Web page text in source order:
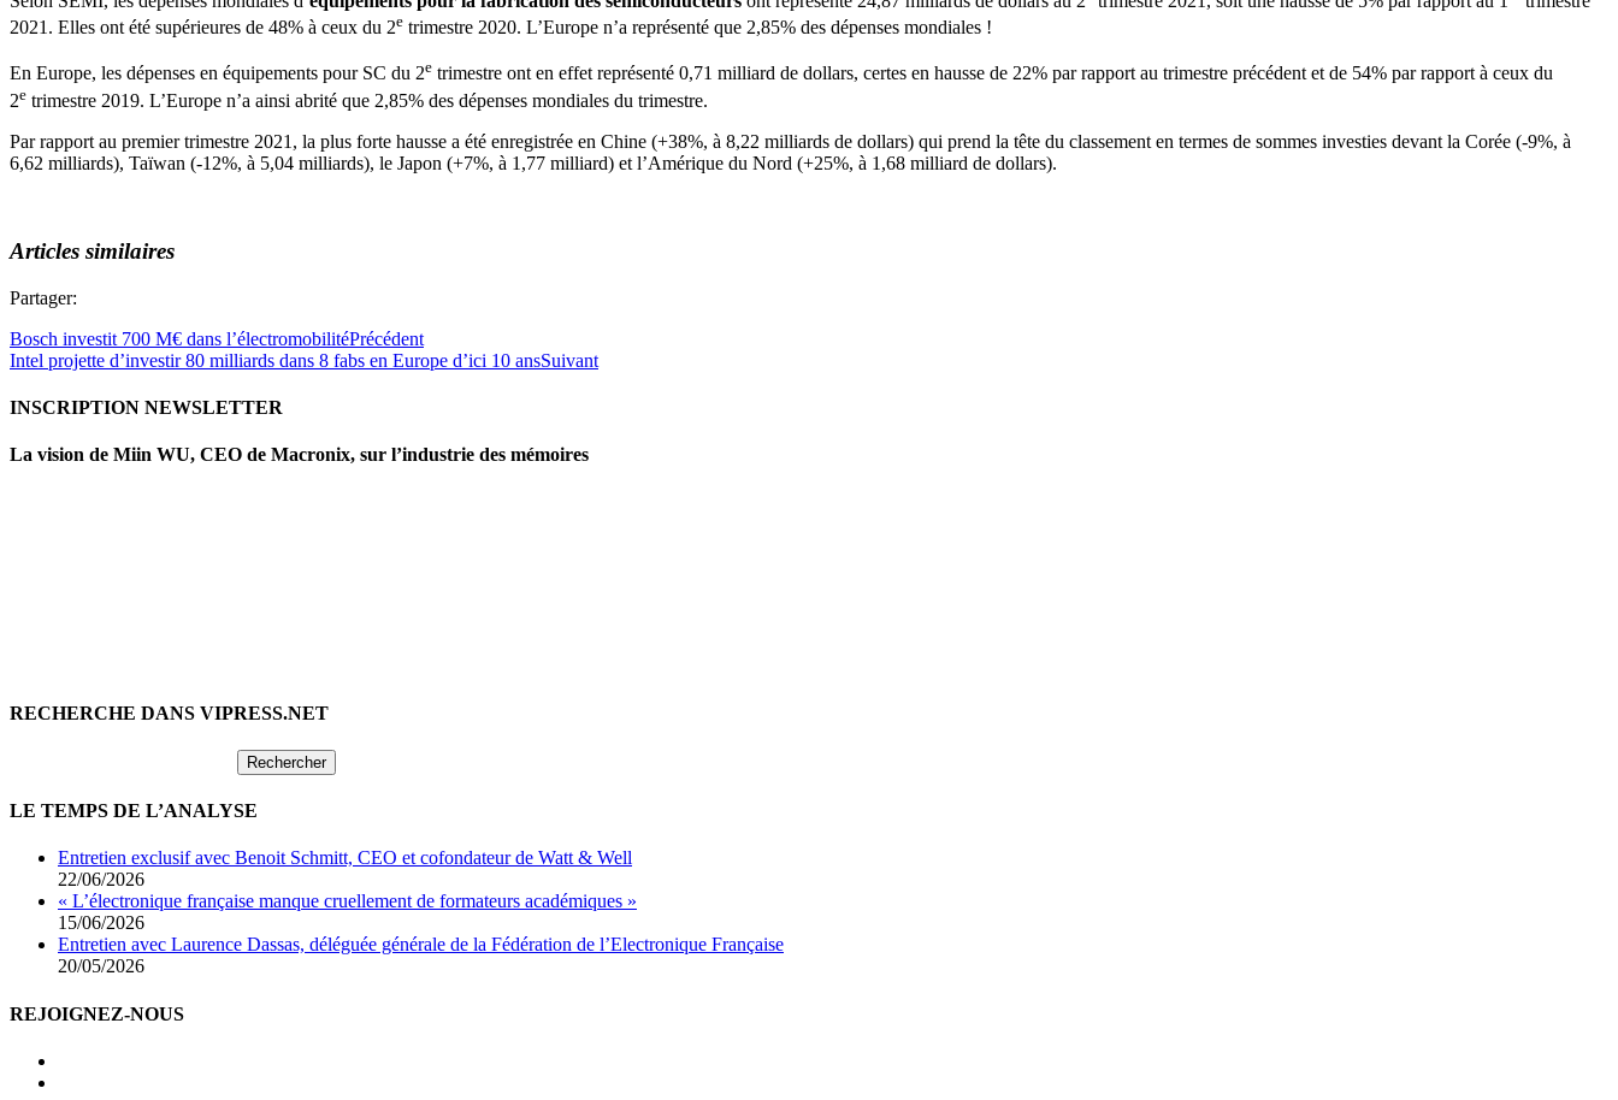
2021. Elles ont été supérieures de 48% à ceux du 2e trimestre 2020. L’Europe n’a représenté que 2,85% des dépenses mondiales !
En Europe, les dépenses en équipements pour SC du 2e trimestre ont en effet représenté 0,71 milliard de dollars, certes en hausse de 22% par rapport au trimestre précédent et de 54% par rapport à ceux du
2e trimestre 2019. L’Europe n’a ainsi abrité que 2,85% des dépenses mondiales du trimestre.
Par rapport au premier trimestre 2021, la plus forte hausse a été enregistrée en Chine (+38%, à 8,22 milliards de dollars) qui prend la tête du classement en termes de sommes investies devant la Corée (-9%, à
6,62 milliards), Taïwan (-12%, à 5,04 milliards), le Japon (+7%, à 1,77 milliard) et l’Amérique du Nord (+25%, à 1,68 milliard de dollars).
Articles similaires
Partager:
Bosch investit 700 M€ dans l’électromobilitéPrécédent
Intel projette d’investir 80 milliards dans 8 fabs en Europe d’ici 10 ansSuivant
INSCRIPTION NEWSLETTER
La vision de Miin WU, CEO de Macronix, sur l’industrie des mémoires
RECHERCHE DANS VIPRESS.NET
LE TEMPS DE L’ANALYSE
Entretien exclusif avec Benoit Schmitt, CEO et cofondateur de Watt & Well
22/06/2026
« L’électronique française manque cruellement de formateurs académiques »
15/06/2026
Entretien avec Laurence Dassas, déléguée générale de la Fédération de l’Electronique Française
20/05/2026
REJOIGNEZ-NOUS